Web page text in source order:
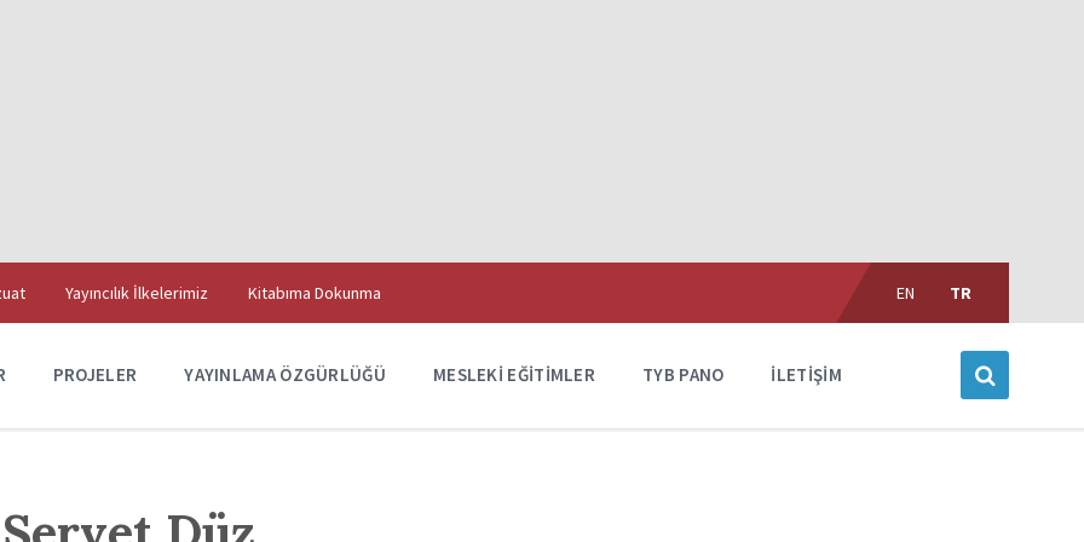
Yayıncılık İlkelerimiz
Kitabıma Dokunma
Choose
language:
EN TR
PROJELER YAYINLAMA ÖZGÜRLÜĞÜ MESLEKI EĞITIMLER TYB PANO İLETIŞIM